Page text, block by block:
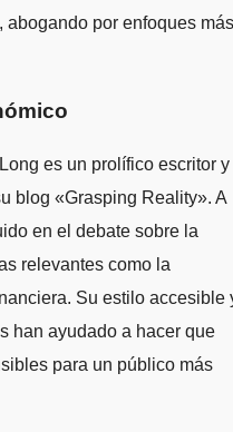
por enfoques más
es un prolífico escritor y
blog «Grasping Reality». A
en el debate sobre la
relevantes como la
Su estilo accesible
han ayudado a hacer que
para un público más